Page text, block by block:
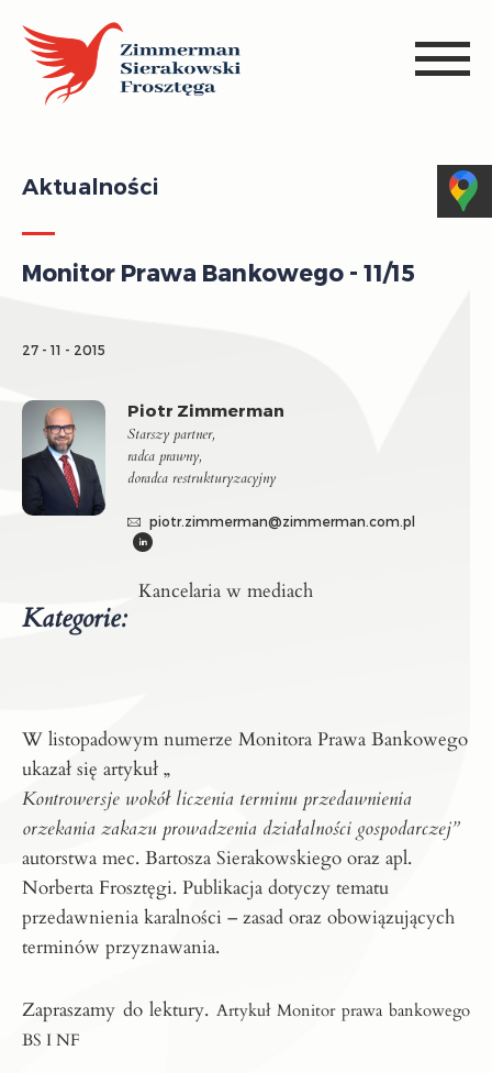
Aktualności
Monitor Prawa Bankowego - 11/15
27 - 11 - 2015
Piotr Zimmerman
Starszy partner,
radca prawny,
doradca restrukturyzacyjny
piotr.zimmerman@zimmerman.com.pl
Kategorie:
Kancelaria w mediach
W listopadowym numerze Monitora Prawa Bankowego
ukazał się artykuł „
Kontrowersje wokół liczenia terminu przedawnienia
orzekania zakazu prowadzenia działalności gospodarczej”
autorstwa mec. Bartosza Sierakowskiego oraz apl.
Norberta Frosztęgi. Publikacja dotyczy tematu
przedawnienia karalności – zasad oraz obowiązujących
terminów przyznawania.
Zapraszamy do lektury. Artykuł Monitor prawa bankowego
BS I NF